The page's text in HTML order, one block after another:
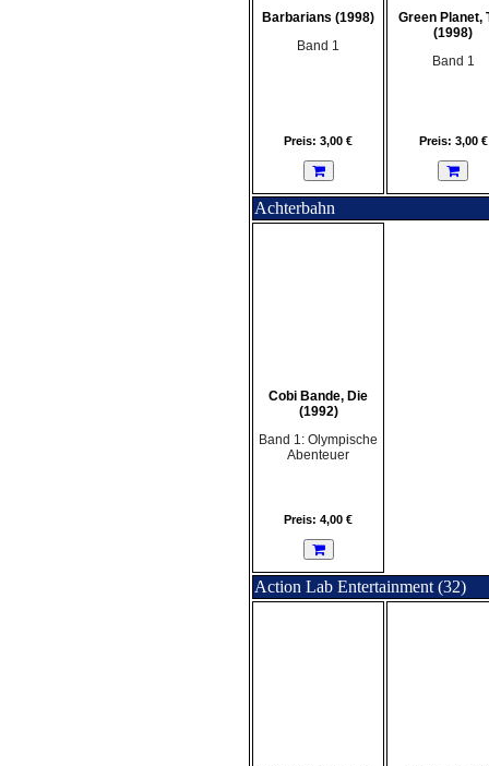
Barbarians (1998)
Band 1
Preis: 3,00 €
Green Planet,
(1998)
Band 1
Preis: 3,00 €
Achterbahn
Cobi Bande, Die
(1992)
Band 1: Olympische
Abenteuer
Preis: 4,00 €
Action Lab Entertainment (32)